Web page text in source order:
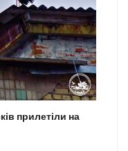
прилетіли на